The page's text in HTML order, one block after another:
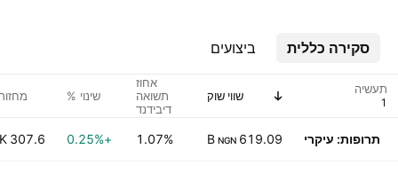
סקירה כללית ביצועים
תעשיה שווי שוק
אחוז
תשואה
דיבידנד
שצוין)
שינוי % מחזור
תרופות: עיקרי 619.09 B
NGN
1.07%
+0.25%
307.6 K